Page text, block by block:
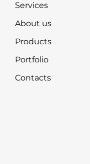
Services
About us
Products
Portfolio
Contacts